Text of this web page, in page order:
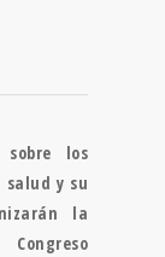
sobre los
salud y su
la